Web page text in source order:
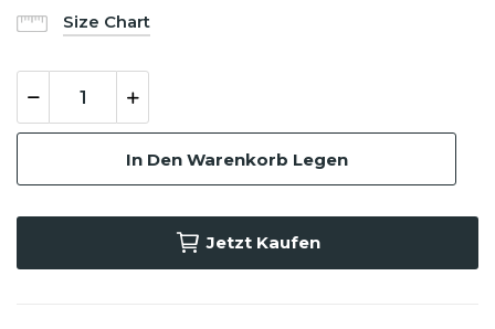
Size Chart
In Den Warenkorb Legen
Jetzt Kaufen